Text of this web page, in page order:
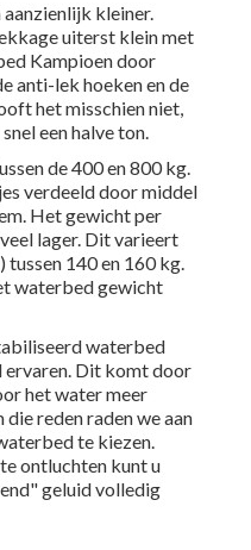
kleiner.
uiterst klein met
Kampioen door
anti-lek hoeken en de
het misschien niet,
een halve ton.
de 400 en 800 kg.
verdeeld door middel
Het gewicht per
lager. Dit varieert
140 en 160 kg.
waterbed gewicht
waterbed
ervaren. Dit komt door
het water meer
reden raden we aan
te kiezen.
ontluchten kunt u
geluid volledig